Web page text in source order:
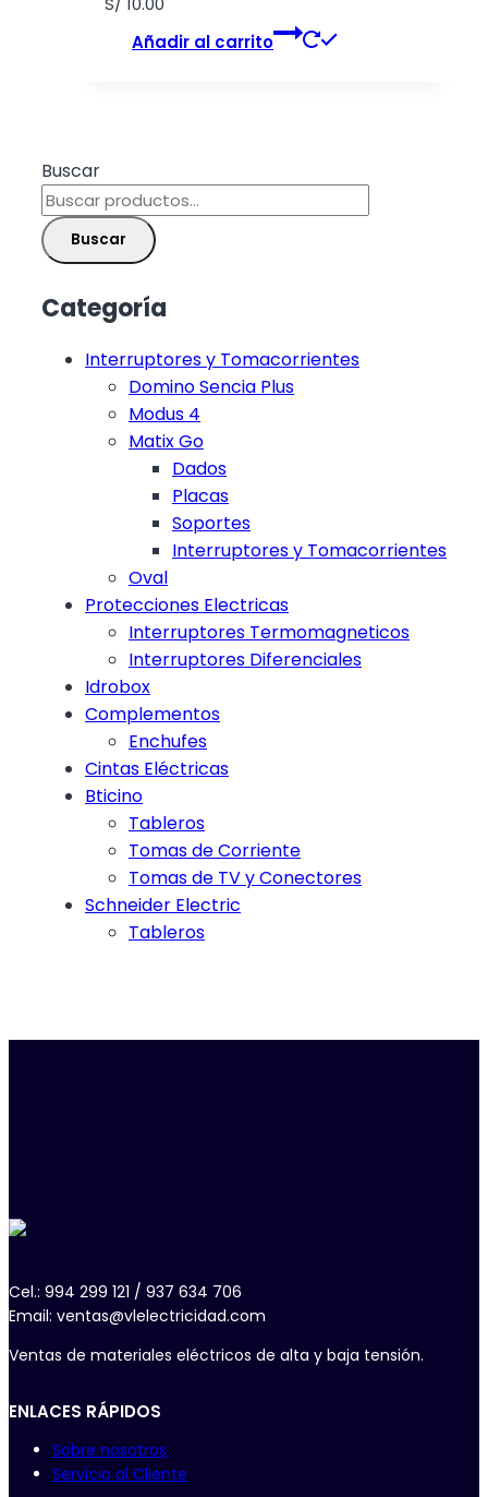
Añadir al carrito
Buscar
Buscar
Categoría
Interruptores y Tomacorrientes
Domino Sencia Plus
Modus 4
Matix Go
Dados
Placas
Soportes
Interruptores y Tomacorrientes
Oval
Protecciones Electricas
Interruptores Termomagneticos
Interruptores Diferenciales
Idrobox
Complementos
Enchufes
Cintas Eléctricas
Bticino
Tableros
Tomas de Corriente
Tomas de TV y Conectores
Schneider Electric
Tableros
Cel.: 994 299 121 / 937 634 706
Email: ventas@vlelectricidad.com
Ventas de materiales eléctricos de alta y baja tensión.
ENLACES RÁPIDOS
Sobre nosotros
Servicio al Cliente